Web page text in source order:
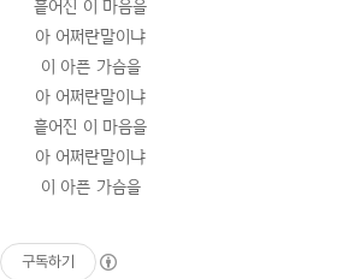
흩어진 이 마음을
아 어쩌란말이냐
이 아픈 가슴을
아 어쩌란말이냐
흩어진 이 마음을
아 어쩌란말이냐
이 아픈 가슴을
구독하기